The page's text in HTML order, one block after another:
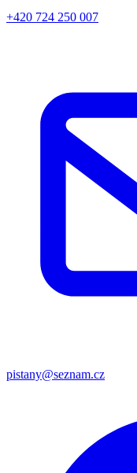
+420 724 250 007
pistany@seznam.cz